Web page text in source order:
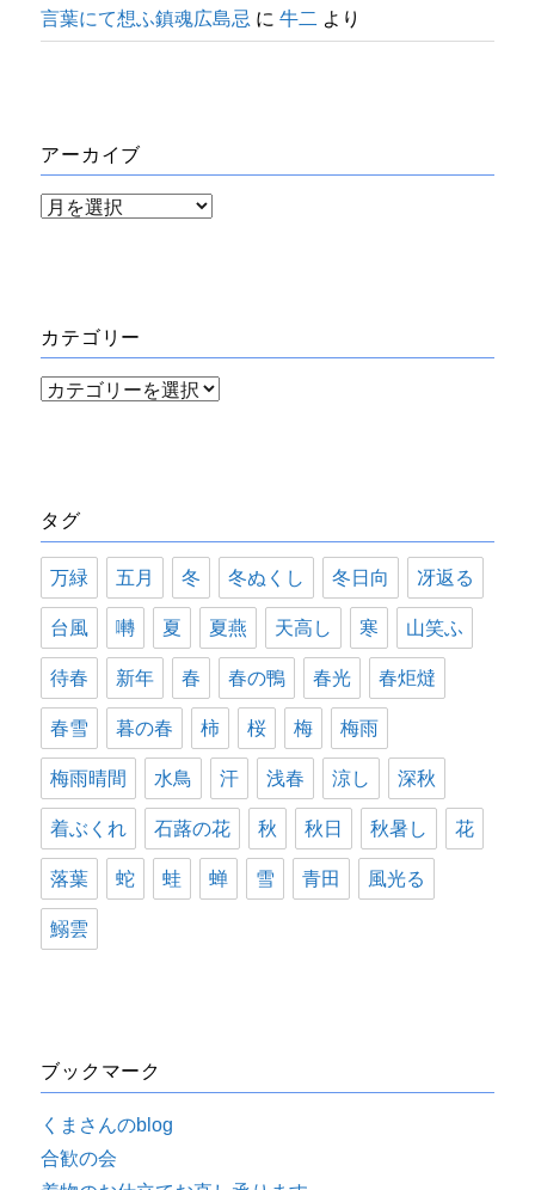
言葉にて想ふ鎮魂広島忌 に牛二 より
アーカイブ
ア
ブ
カテゴリー
カ
ー
タグ
万緑 五月 冬 冬ぬくし 冬日向 冴返る
台風 囀 夏 夏燕 天高し 寒 山笑ふ
待春 新年 春 春の鴨 春光 春炬燵
春雪 暮の春 柿 桜 梅 梅雨
梅雨晴間 水鳥 汗 浅春 涼し 深秋
着ぶくれ 石蕗の花 秋 秋日 秋暑し 花
落葉 蛇 蛙 蝉 雪 青田 風光る
鰯雲
ブックマーク
くまさんのblog
合歓の会